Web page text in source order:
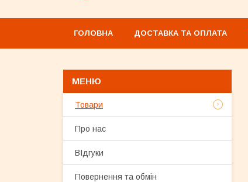
ГОЛОВНА ДОСТАВКА ТА ОПЛАТА
Товари
Про нас
ВІдгуки
Повернення та обмін